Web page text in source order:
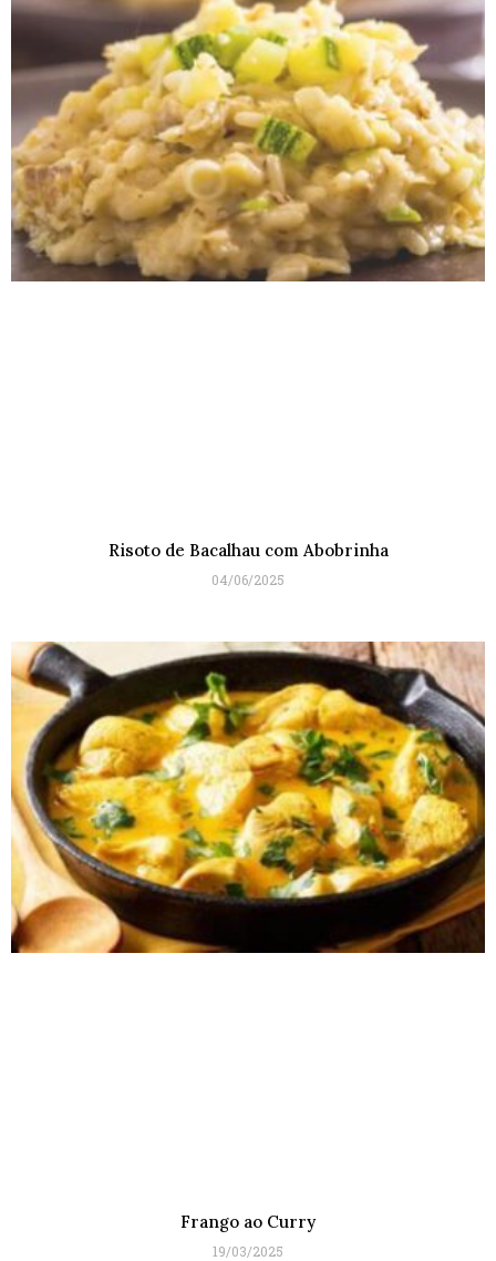
Risoto de Bacalhau com Abobrinha
04/06/2025
Frango ao Curry
19/03/2025